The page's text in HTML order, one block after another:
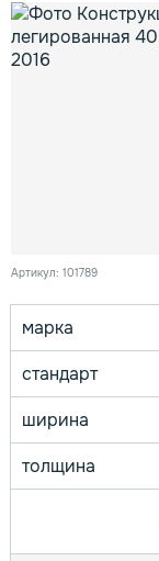
Артикул: 101789
марка
стандарт
ширина
толщина